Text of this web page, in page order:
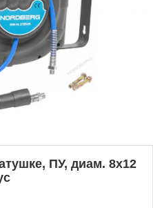
ПУ, диам. 8x12